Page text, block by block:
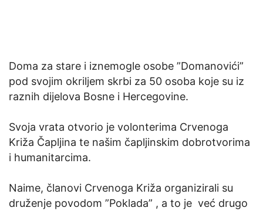
Doma za stare i iznemogle osobe ”Domanovići”
pod svojim okriljem skrbi za 50 osoba koje su iz
raznih dijelova Bosne i Hercegovine.
Svoja vrata otvorio je volonterima Crvenoga
Križa Čapljina te našim čapljinskim dobrotvorima
i humanitarcima.
Naime, članovi Crvenoga Križa organizirali su
druženje povodom ”Poklada” , a to je već drugo